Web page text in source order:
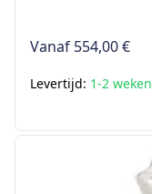
Vanaf 554,00 €
Levertijd: 1-2 weken